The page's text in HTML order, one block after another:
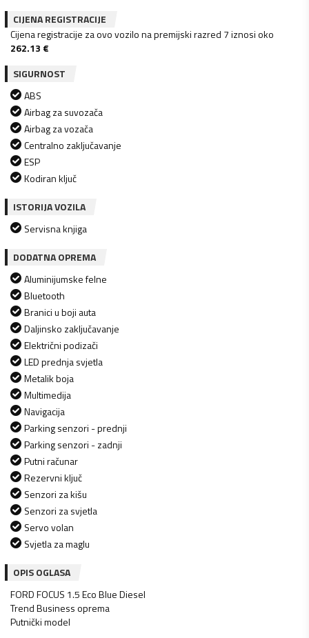
CIJENA REGISTRACIJE
Cijena registracije za ovo vozilo na premijski razred 7 iznosi oko
262.13 €
SIGURNOST
ABS
Airbag za suvozača
Airbag za vozača
Centralno zaključavanje
ESP
Kodiran ključ
ISTORIJA VOZILA
Servisna knjiga
DODATNA OPREMA
Aluminijumske felne
Bluetooth
Branici u boji auta
Daljinsko zaključavanje
Električni podizači
LED prednja svjetla
Metalik boja
Multimedija
Navigacija
Parking senzori - prednji
Parking senzori - zadnji
Putni računar
Rezervni ključ
Senzori za kišu
Senzori za svjetla
Servo volan
Svjetla za maglu
OPIS OGLASA
FORD FOCUS 1.5 Eco Blue Diesel
Trend Business oprema
Putnički model